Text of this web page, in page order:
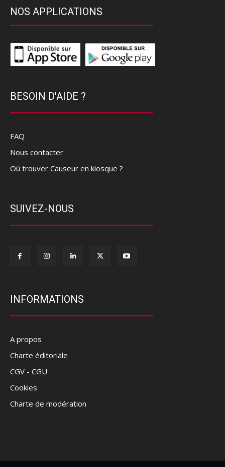
NOS APPLICATIONS
BESOIN D'AIDE ?
FAQ
Nous contacter
Où trouver Causeur en kiosque ?
SUIVEZ-NOUS
INFORMATIONS
A propos
Charte éditoriale
CGV - CGU
Cookies
Charte de modération